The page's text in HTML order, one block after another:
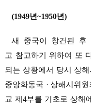
(1949년~1950년)
새 중국이 창건된 후
고 참고하기 위하여 또
되는 상황에서 당시 상
중앙화동국 · 상해시위
교 제4부를 기초로 상해